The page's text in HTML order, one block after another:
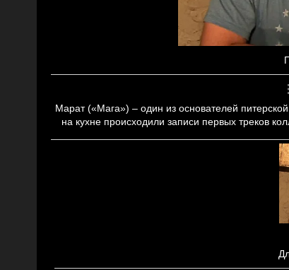
Марат («Мага») – один из основателей
на кухне происходили записи первых треков